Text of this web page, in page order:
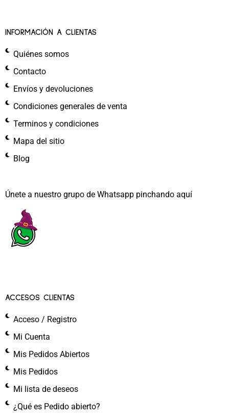
INFORMACIÓN A CLIENTAS
Quiénes somos
Contacto
Envíos y devoluciones
Condiciones generales de venta
Terminos y condiciones
Mapa del sitio
Blog
Únete a nuestro grupo de Whatsapp pinchando aquí​
ACCESOS CLIENTAS
Acceso / Registro
Mi Cuenta
Mis Pedidos Abiertos
Mis Pedidos
Mi lista de deseos
¿Qué es Pedido abierto?